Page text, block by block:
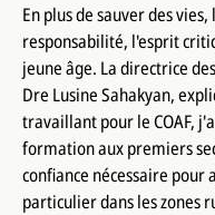
En plus de sauver des
responsabilité, l'esprit
jeune âge. La directrice
Dre Lusine Sahakyan,
travaillant pour le COAF,
formation aux premiers
confiance nécessaire pour
particulier dans les zones